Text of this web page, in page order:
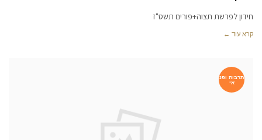
חידון לפרשת תצוה+פורים תשס"ז
קרא עוד ←
תרבות ופנ
אי